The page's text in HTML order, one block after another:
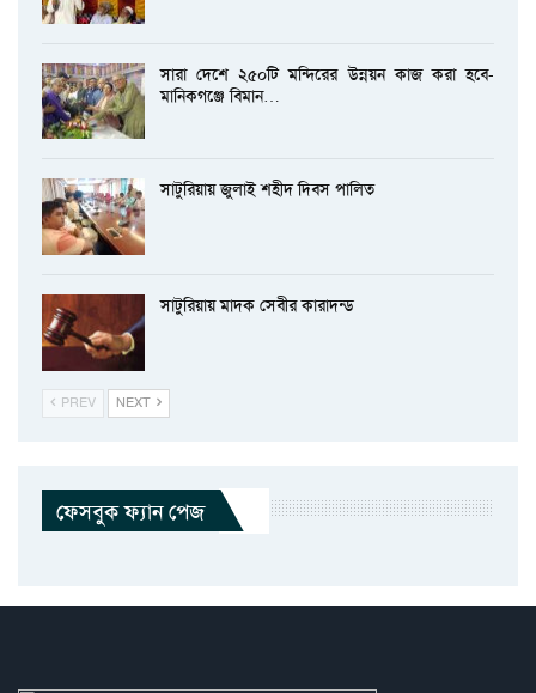
সারা দেশে ২৫০টি মন্দিরের উন্নয়ন কাজ করা হবে-
মানিকগঞ্জে বিমান…
সাটুরিয়ায় জুলাই শহীদ দিবস পালিত
সাটুরিয়ায় মাদক সেবীর কারাদন্ড
PREV NEXT
ফেসবুক ফ্যান পেজ